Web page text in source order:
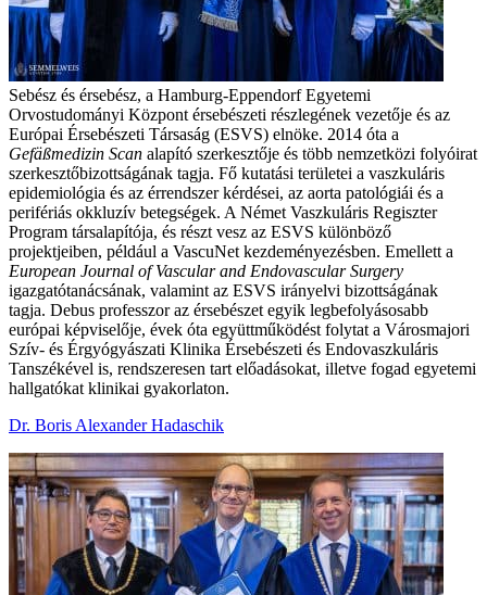
Sebész és érsebész, a Hamburg-Eppendorf Egyetemi
Orvostudományi Központ érsebészeti részlegének vezetője és az
Európai Érsebészeti Társaság (ESVS) elnöke. 2014 óta a
Gefäßmedizin Scan alapító szerkesztője és több nemzetközi folyóirat
szerkesztőbizottságának tagja. Fő kutatási területei a vaszkuláris
epidemiológia és az érrendszer kérdései, az aorta patológiái és a
perifériás okkluzív betegségek. A Német Vaszkuláris Regiszter
Program társalapítója, és részt vesz az ESVS különböző
projektjeiben, például a VascuNet kezdeményezésben. Emellett a
European Journal of Vascular and Endovascular Surgery
igazgatótanácsának, valamint az ESVS irányelvi bizottságának
tagja. Debus professzor az érsebészet egyik legbefolyásosabb
európai képviselője, évek óta együttműködést folytat a Városmajori
Szív- és Érgyógyászati Klinika Érsebészeti és Endovaszkuláris
Tanszékével is, rendszeresen tart előadásokat, illetve fogad egyetemi
hallgatókat klinikai gyakorlaton.
Dr. Boris Alexander Hadaschik